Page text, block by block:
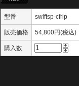
型番 swiftsp-cfrip
販売価格 54,800円(税込)
購入数